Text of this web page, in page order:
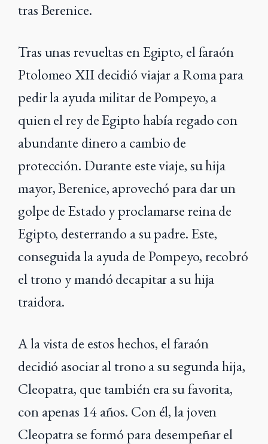
tras Berenice.
Tras unas revueltas en Egipto, el faraón
Ptolomeo XII decidió viajar a Roma para
pedir la ayuda militar de Pompeyo, a
quien el rey de Egipto había regado con
abundante dinero a cambio de
protección. Durante este viaje, su hija
mayor, Berenice, aprovechó para dar un
golpe de Estado y proclamarse reina de
Egipto, desterrando a su padre. Este,
conseguida la ayuda de Pompeyo, recobró
el trono y mandó decapitar a su hija
traidora.
A la vista de estos hechos, el faraón
decidió asociar al trono a su segunda hija,
Cleopatra, que también era su favorita,
con apenas 14 años. Con él, la joven
Cleopatra se formó para desempeñar el